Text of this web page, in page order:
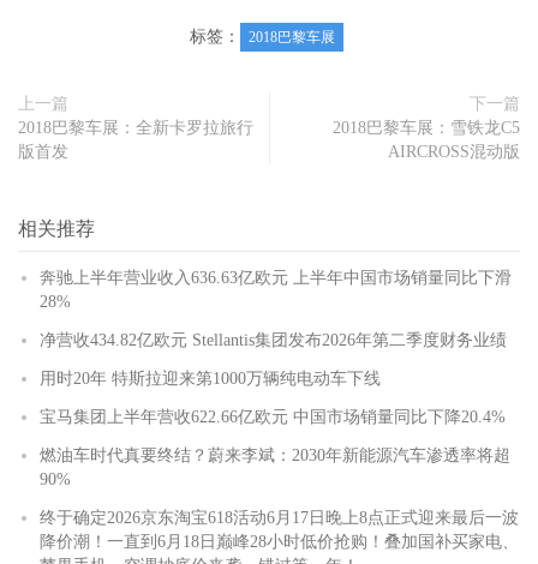
标签： 2018巴黎车展
上一篇
2018巴黎车展：全新卡罗拉旅行
版首发
下一篇
2018巴黎车展：雪铁龙C5
AIRCROSS混动版
相关推荐
奔驰上半年营业收入636.63亿欧元 上半年中国市场销量同比下滑
28%
净营收434.82亿欧元 Stellantis集团发布2026年第二季度财务业绩
用时20年 特斯拉迎来第1000万辆纯电动车下线
宝马集团上半年营收622.66亿欧元 中国市场销量同比下降20.4%
燃油车时代真要终结？蔚来李斌：2030年新能源汽车渗透率将超
90%
终于确定2026京东淘宝618活动6月17日晚上8点正式迎来最后一波
降价潮！一直到6月18日巅峰28小时低价抢购！叠加国补买家电、